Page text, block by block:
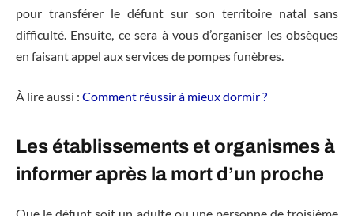
pour transférer le défunt sur son territoire natal sans
difficulté. Ensuite, ce sera à vous d’organiser les obsèques
en faisant appel aux services de pompes funèbres.
À lire aussi : Comment réussir à mieux dormir ?
Les établissements et organismes à
informer après la mort d’un proche
Que le défunt soit un adulte ou une personne de troisième